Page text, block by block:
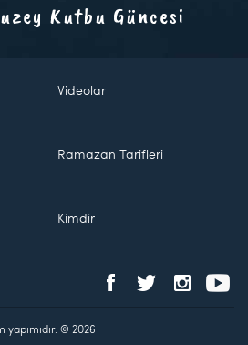
Kutbu Güncesi
Videolar
Ramazan Tarifleri
Kimdir
yapımıdır. © 2026